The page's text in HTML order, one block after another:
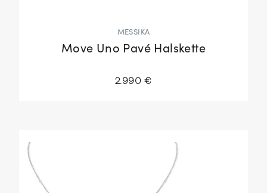
MESSIKA
Move Uno Pavé Halskette
2.990 €